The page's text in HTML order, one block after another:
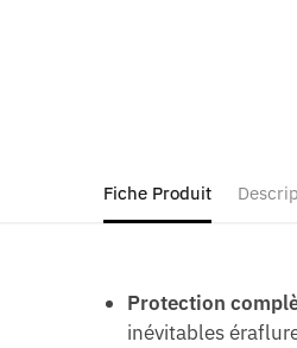
Fiche Produit
Protection
inévitables